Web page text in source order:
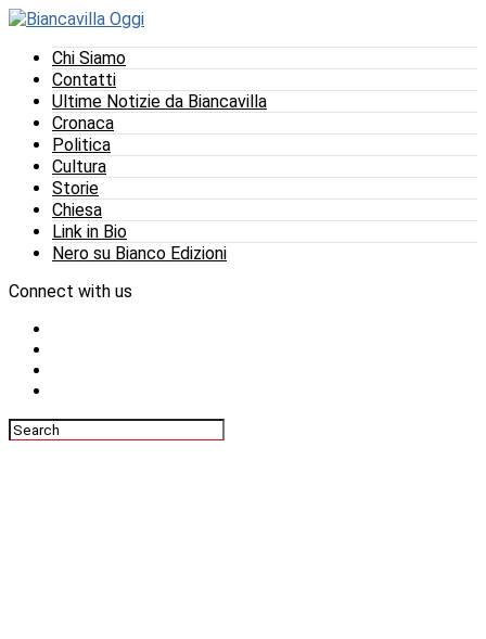
Chi Siamo
Contatti
Ultime Notizie da Biancavilla
Cronaca
Politica
Cultura
Storie
Chiesa
Link in Bio
Nero su Bianco Edizioni
Connect with us